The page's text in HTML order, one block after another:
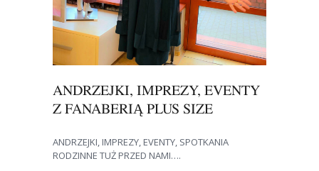
ANDRZEJKI, IMPREZY, EVENTY
Z FANABERIĄ PLUS SIZE
ANDRZEJKI, IMPREZY, EVENTY, SPOTKANIA
RODZINNE TUŻ PRZED NAMI….